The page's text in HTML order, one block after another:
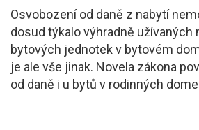
Osvobození od daně z nabytí
dosud týkalo výhradně užívaných
bytových jednotek v bytovém
je ale vše jinak. Novela zákona
od daně i u bytů v rodinných